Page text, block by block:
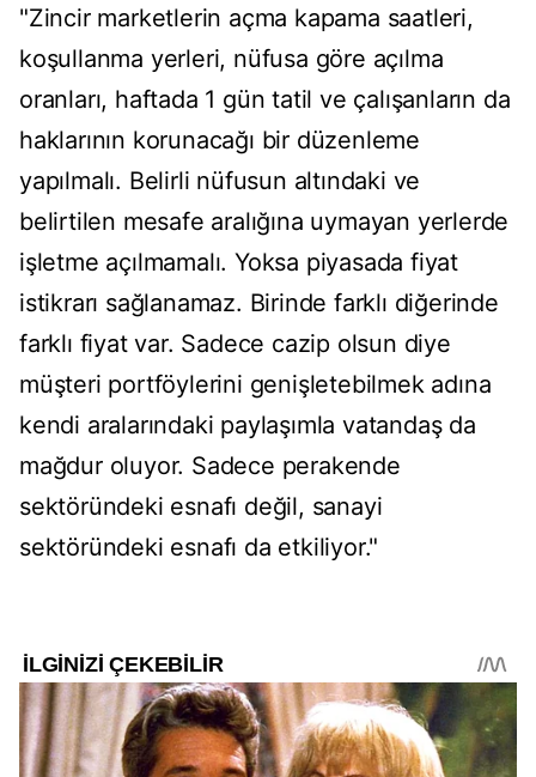
"Zincir marketlerin açma kapama saatleri,
koşullanma yerleri, nüfusa göre açılma
oranları, haftada 1 gün tatil ve çalışanların da
haklarının korunacağı bir düzenleme
yapılmalı. Belirli nüfusun altındaki ve
belirtilen mesafe aralığına uymayan yerlerde
işletme açılmamalı. Yoksa piyasada fiyat
istikrarı sağlanamaz. Birinde farklı diğerinde
farklı fiyat var. Sadece cazip olsun diye
müşteri portföylerini genişletebilmek adına
kendi aralarındaki paylaşımla vatandaş da
mağdur oluyor. Sadece perakende
sektöründeki esnafı değil, sanayi
sektöründeki esnafı da etkiliyor."